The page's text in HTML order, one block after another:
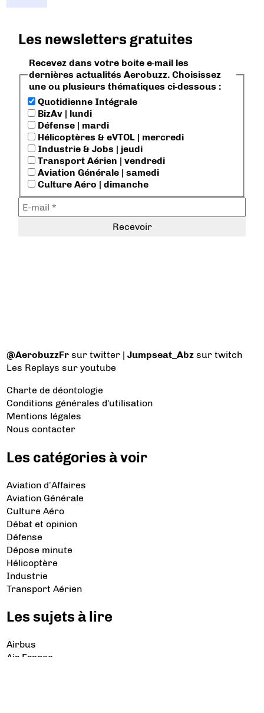
Les newsletters gratuites
Recevez dans votre boite e-mail les
dernières actualités Aerobuzz. Choisissez
une ou plusieurs thématiques ci-dessous :
Quotidienne Intégrale
BizAv | lundi
Défense | mardi
Hélicoptères & eVTOL | mercredi
Industrie & Jobs | jeudi
Transport Aérien | vendredi
Aviation Générale | samedi
Culture Aéro | dimanche
@AerobuzzFr sur twitter |Jumpseat_Abz sur twitch
Les Replays sur youtube
Charte de déontologie
Conditions générales d'utilisation
Mentions légales
Nous contacter
Les catégories à voir
Aviation d’Affaires
Aviation Générale
Culture Aéro
Débat et opinion
Défense
Dépose minute
Hélicoptère
Industrie
Transport Aérien
Les sujets à lire
Airbus
Air France